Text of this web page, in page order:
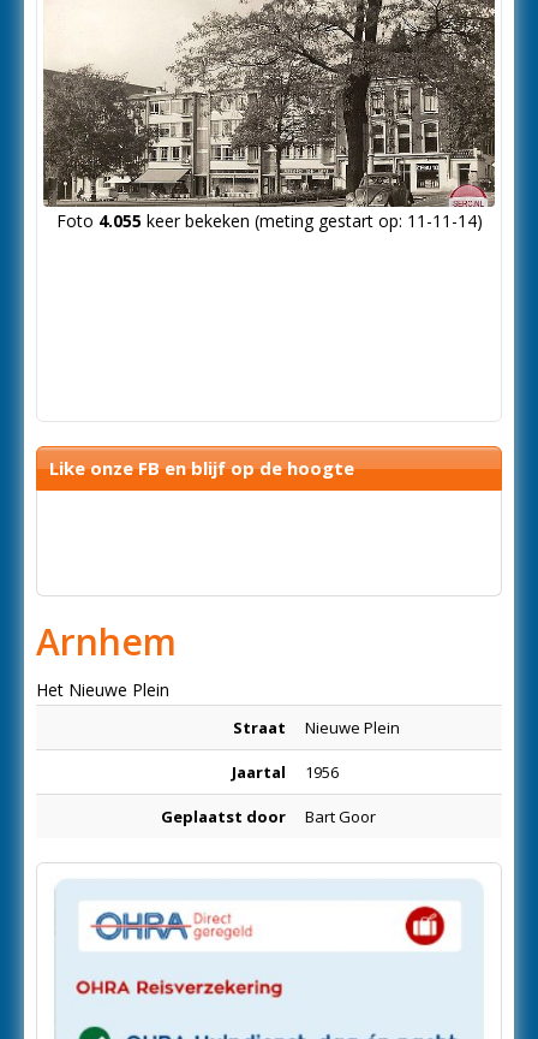
Foto 4.055keer bekeken (meting gestart op: 11-11-14)
Like onze FB en blijf op de hoogte
Arnhem
Het Nieuwe Plein
Straat Nieuwe Plein
Jaartal 1956
Geplaatst door Bart Goor